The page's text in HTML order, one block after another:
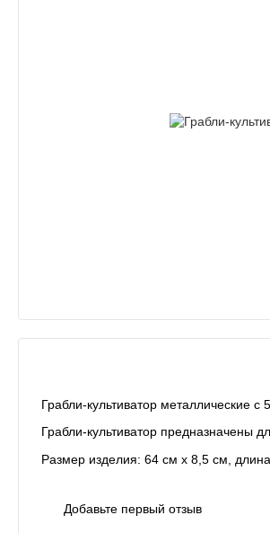
Грабли-культиватор металлические
Грабли-культиватор предназначены
Размер изделия: 64 см х 8,5 см,
Добавьте первый отзыв